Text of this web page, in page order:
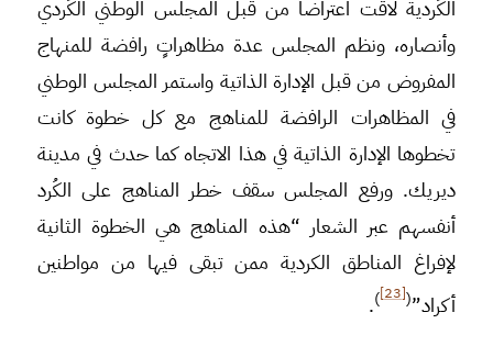
الكُردية لاقت اعتراضاً من قبل المجلس الوطني الكُردي
وأنصاره، ونظم المجلس عدة مظاهراتٍ رافضة للمنهاج
المفروض من قبل الإدارة الذاتية واستمر المجلس الوطني
في المظاهرات الرافضة للمناهج مع كل خطوة كانت
تخطوها الإدارة الذاتية في هذا الاتجاه كما حدث في مدينة
ديريك. ورفع المجلس سقف خطر المناهج على الكُرد
أنفسهم عبر الشعار “هذه المناهج هي الخطوة الثانية
لإفراغ المناطق الكردية ممن تبقى فيها من مواطنين
أكراد”(
[23]
)
.